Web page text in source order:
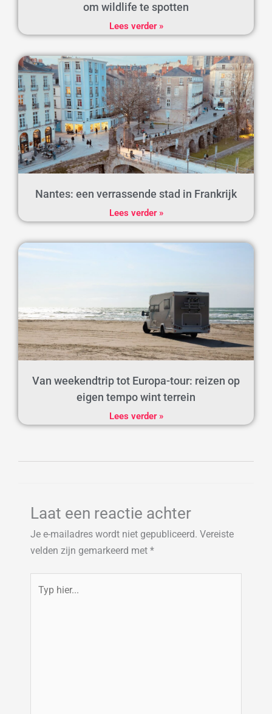
om wildlife te spotten
Lees verder »
Nantes: een verrassende stad in Frankrijk
Lees verder »
Van weekendtrip tot Europa-tour: reizen op
eigen tempo wint terrein
Lees verder »
Laat een reactie achter
Je e-mailadres wordt niet gepubliceerd. Vereiste
velden zijn gemarkeerd met *
hier...